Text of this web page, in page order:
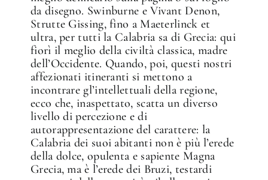
da disegno. Swinburne e Vivant Denon,
Strutte Gissing, fino a Maeterlinck et
ultra, per tutti la Calabria sa di Grecia: qui
fiorì il meglio della civiltà classica, madre
dell’Occidente. Quando, poi, questi nostri
affezionati itineranti si mettono a
incontrare gl’intellettuali della regione,
ecco che, inaspettato, scatta un diverso
livello di percezione e di
autorappresentazione del carattere: la
Calabria dei suoi abitanti non è più l’erede
della dolce, opulenta e sapiente Magna
Grecia, ma è l’erede dei Bruzi, testardi